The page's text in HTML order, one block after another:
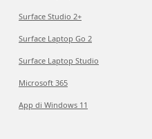
Surface Studio 2+
Surface Laptop Go 2
Surface Laptop Studio
Microsoft 365
App di Windows 11